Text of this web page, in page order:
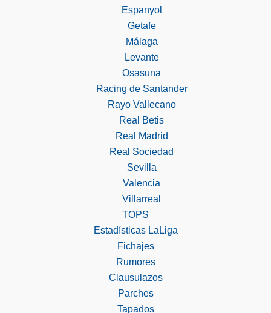
Espanyol
Getafe
Málaga
Levante
Osasuna
Racing de Santander
Rayo Vallecano
Real Betis
Real Madrid
Real Sociedad
Sevilla
Valencia
Villarreal
TOPS
Estadísticas LaLiga
Fichajes
Rumores
Clausulazos
Parches
Tapados